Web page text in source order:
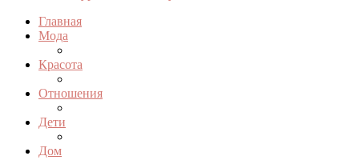
Главная
Мода
Красота
Отношения
Дети
Дом